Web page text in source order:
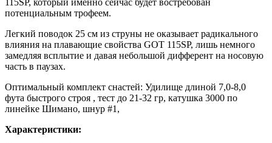
потенциальным трофеем.
Легкий поводок 25 см из струны не оказывает радикального
влияния на плавающие свойства GOT 115SP, лишь немного
замедляя всплытие и давая небольшой дифферент на носовую
часть в паузах.
Оптимальный комплект снастей: Удилище длиной 7,0-8,0
фута быстрого строя , тест до 21-32 гр, катушка 3000 по
линейке Шимано, шнур #1,
Характеристики: